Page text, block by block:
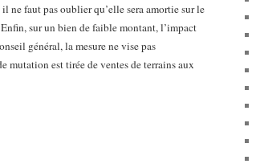
ne faut pas oublier qu’elle sera amortie sur le
sur un bien de faible montant, l’impact
général, la mesure ne vise pas
mutation est tirée de ventes de terrains aux